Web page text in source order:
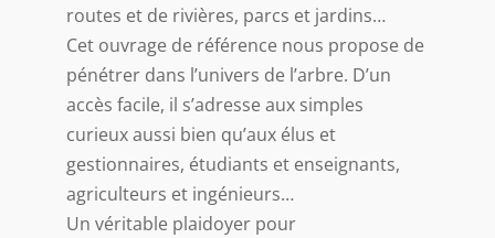
routes et de rivières, parcs et jardins…
Cet ouvrage de référence nous propose de
pénétrer dans l’univers de l’arbre. D’un
accès facile, il s’adresse aux simples
curieux aussi bien qu’aux élus et
gestionnaires, étudiants et enseignants,
agriculteurs et ingénieurs…
Un véritable plaidoyer pour